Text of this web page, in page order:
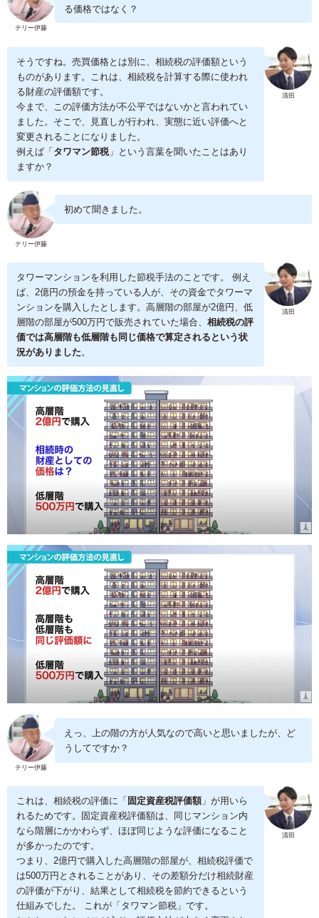
テリー伊藤
る価格ではなく？
清田
そうですね。売買価格とは別に、相続税の評価額という
ものがあります。これは、相続税を計算する際に使われ
る財産の評価額です。
今まで、この評価方法が不公平ではないかと言われてい
ました。そこで、見直しが行われ、実態に近い評価へと
変更されることになりました。
例えば「タワマン節税」という言葉を聞いたことはあり
ますか？
テリー伊藤
初めて聞きました。
清田
タワーマンションを利用した節税手法のことです。 例え
ば、2億円の預金を持っている人が、その資金でタワーマ
ンションを購入したとします。高層階の部屋が2億円、低
層階の部屋が500万円で販売されていた場合、相続税の評
価では高層階も低層階も同じ価格で算定されるという状
況がありました。
テリー伊藤
えっ、上の階の方が人気なので高いと思いましたが、ど
うしてですか？
清田
これは、相続税の評価に「 固定資産税評価額」が用いら
れるためです。固定資産税評価額は、同じマンション内
なら階層にかかわらず、ほぼ同じような評価になること
が多かったのです。
つまり、2億円で購入した高層階の部屋が、相続税評価で
は500万円とされることがあり、その差額分だけ相続財産
の評価が下がり、結果として相続税を節約できるという
仕組みでした。 これが「タワマン節税」です。